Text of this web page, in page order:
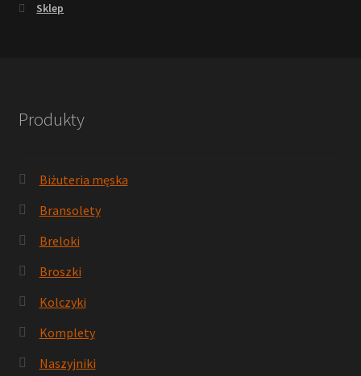
Sklep
Produkty
Biżuteria męska
Bransolety
Breloki
Broszki
Kolczyki
Komplety
Naszyjniki